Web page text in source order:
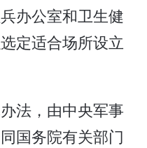
办公室和卫生健
定适合场所设立
法，由中央军事
国务院有关部门